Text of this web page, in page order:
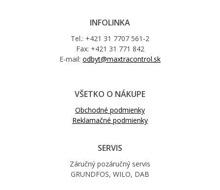
INFOLINKA
Tel.: +421 31 7707 561-2
Fax: +421 31 771 842
E-mail: odbyt@maxtracontrol.sk
VŠETKO O NÁKUPE
Obchodné podmienky
Reklamačné podmienky
SERVIS
Záručný pozáručný servis
GRUNDFOS, WILO, DAB